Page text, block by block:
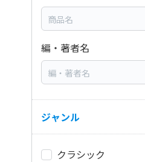
編・著者名
ジャンル
クラシック